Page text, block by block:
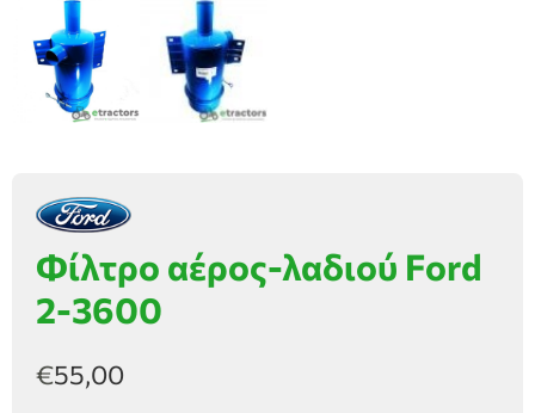
Φίλτρο αέρος-λαδιού Ford
2-3600
€55,00